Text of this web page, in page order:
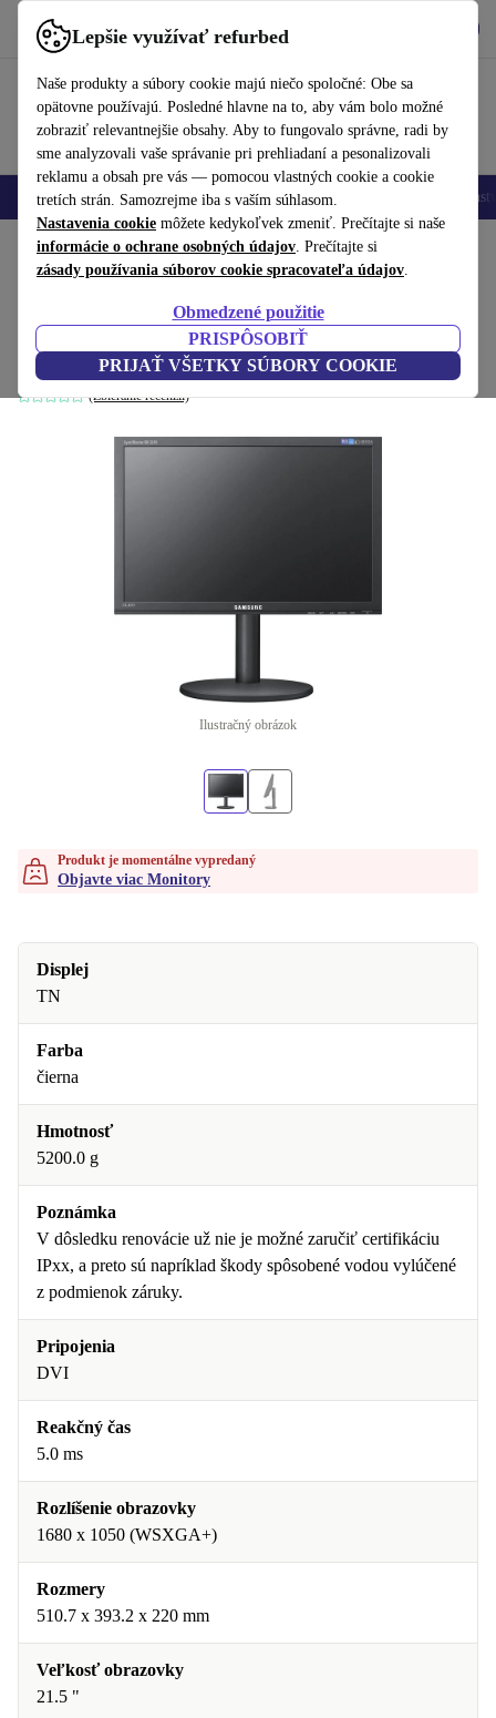
Lepšie využívať refurbed
Naše produkty a súbory cookie majú niečo spoločné: Obe sa
opätovne používajú. Posledné hlavne na to, aby vám bolo možné
zobraziť relevantnejšie obsahy. Aby to fungovalo správne, radi by
sme analyzovali vaše správanie pri prehliadaní a pesonalizovali
reklamu a obsah pre vás — pomocou vlastných cookie a cookie
tretích strán. Samozrejme iba s vaším súhlasom.
Nastavenia cookie môžete kedykoľvek zmeniť. Prečítajte si naše
informácie o ochrane osobných údajov. Prečítajte si
zásady používania súborov cookie spracovateľa údajov.
Obmedzené použitie
PRISPÔSOBIŤ
PRIJAŤ VŠETKY SÚBORY COOKIE
používať refurbed rýchlo a jednoducho
Mobilné telefóny Laptopy Tablety Inteligentné hodinky
Domov Produkty Monitory
Samsung SyncMaster BX2240W | 21.5-
palcový
Čierny
(Zbieranie recenzií)
Ilustračný obrázok
Produkt je momentálne vypredaný
Objavte viac Monitory
Displej
TN
Farba
čierna
Hmotnosť
5200.0 g
Poznámka
V dôsledku renovácie už nie je možné zaručiť certifikáciu
IPxx, a preto sú napríklad škody spôsobené vodou vylúčené
z podmienok záruky.
Pripojenia
DVI
Reakčný čas
5.0 ms
Rozlíšenie obrazovky
1680 x 1050 (WSXGA+)
Rozmery
510.7 x 393.2 x 220 mm
Veľkosť obrazovky
21.5 "